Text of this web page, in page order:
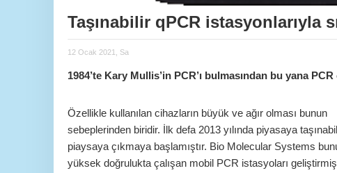
Taşınabilir qPCR istasyonlarıyla
12 Ocak 2021, Sa
1984’te Kary Mullis’in PCR’ı bulmasından bu yana
Özellikle kullanılan cihazların büyük ve ağır olması bunun
sebeplerinden biridir. İlk defa 2013 yılında piyasaya
piaysaya çıkmaya başlamıştır. Bio Molecular Systems
yüksek doğrulukta çalışan mobil PCR istasyoları